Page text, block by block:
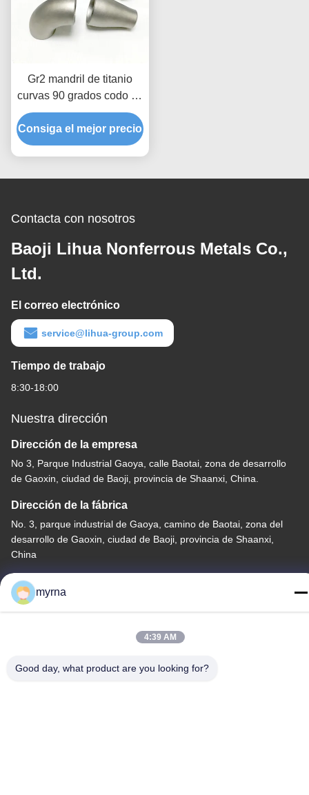
Gr2 mandril de titanio
curvas 90 grados codo de
titanio para los
accesorios de codo de
tubería de escape de
Consiga el mejor precio
Contacta con nosotros
Baoji Lihua Nonferrous Metals Co.,
Ltd.
El correo electrónico
service@lihua-group.com
Tiempo de trabajo
8:30-18:00
Nuestra dirección
Dirección de la empresa
No 3, Parque Industrial Gaoya, calle Baotai, zona de desarrollo
de Gaoxin, ciudad de Baoji, provincia de Shaanxi, China.
Dirección de la fábrica
No. 3, parque industrial de Gaoya, camino de Baotai, zona del
desarrollo de Gaoxin, ciudad de Baoji, provincia de Shaanxi,
China
Teléfono
86-13325372991
myrna
4:39 AM
Good day, what product are you looking for?